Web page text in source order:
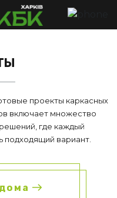
проекты каркасных
включает множество
где каждый
вариант.